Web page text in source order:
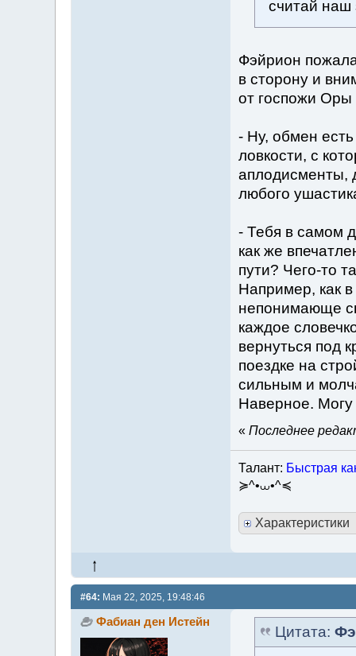
считай наш
Фэйрион
в сторону и
от госпожи Оры
- Ну, обмен
ловкости, с
аплодисменты,
любого
- Тебя в самом
как же
пути? Чего-то
Например, как
непонимающе
каждое
вернуться под
поездке на
сильным и
Наверное. Могу
« Последнее
Талант: Быстрая
≽^•⩊•^≼
Характеристики
#64: Мая 22, 2025, 19:48:46
Фабиан ден Истейн
Цитата: